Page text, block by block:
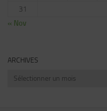
31
« Nov
ARCHIVES
Archives